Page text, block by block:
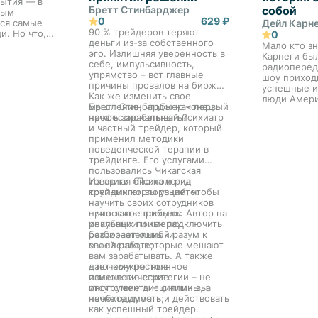
с которым нередко говорят
о таких людях.
взаимодействие с этими
яркими, интересными
и очень своеобразными
людьми.
самые
Бретт Стинбарджер
0
629 ₽
90 % трейдеров теряют
деньги из-за собственного
эго. Излишняя уверенность в
себе, импульсивность,
упрямство – вот главные
причины провалов на бирже.
Как же изменить свое
мышление, чтобы наконец
начать зарабатывать?
Бретт Стинбарджер – первый
профессиональный психиатр
и частный трейдер, который
применил методики
поведенческой терапии в
трейдинге. Его услугами
пользовались Чикагская
товарная биржа и ряд
крупных корпораций, чтобы
научить своих сотрудников
приносить прибыль. Автор на
реальных примерах
разбирает ошибки
мышления, которые мешают
вам зарабатывать. А также
дает конкретные
психологические
инструменты – с ними вы
начнете думать и действовать
как успешный трейдер.
Из книги «Психология
трейдинга» вы узнаете:
– что такое процесс
инкубации и как подключить
бессознательный разум к
своей работе;
– почему постоянное
изменение стратегии – не
отсутствие дисциплины, а
необходимость;
собой
Дейл
0
Мало кто
Карнеги
шоу
успешные
люди